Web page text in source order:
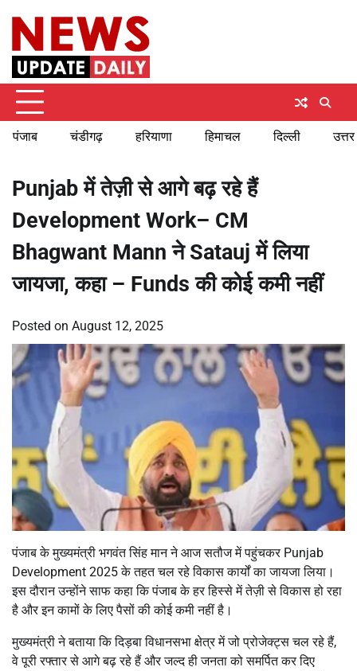
content
पंजाब चंडीगढ़ हरियाणा हिमाचल दिल्ली
Punjab में तेज़ी से आगे बढ़ रहे हैं
Development Work– CM
Bhagwant Mann ने Satauj में लिया
जायजा, कहा – Funds की कोई कमी नहीं
Posted on August 12, 2025
पंजाब के मुख्यमंत्री भगवंत सिंह मान ने आज सतौज में पहुंचकर Punjab
Development 2025 के तहत चल रहे विकास कार्यों का जायजा लिया।
इस दौरान उन्होंने साफ कहा कि पंजाब के हर हिस्से में तेज़ी से विकास हो रहा
है और इन कामों के लिए पैसों की कोई कमी नहीं है।
मुख्यमंत्री ने बताया कि दिड़बा विधानसभा क्षेत्र में जो प्रोजेक्ट्स चल रहे हैं,
वे पूरी रफ्तार से आगे बढ़ रहे हैं और जल्द ही जनता को समर्पित कर दिए